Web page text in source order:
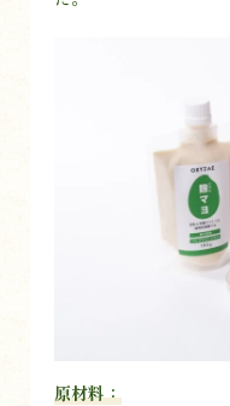
原材料：